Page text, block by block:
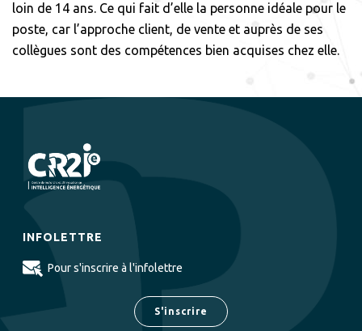
loin de 14 ans. Ce qui fait d’elle la personne idéale pour le
poste, car l’approche client, de vente et auprès de ses
collègues sont des compétences bien acquises chez elle.
INFOLETTRE
Pour s'inscrire à l'infolettre
S'inscrire